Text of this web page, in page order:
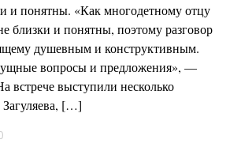
и понятны. «Как многодетному отцу
близки и понятны, поэтому разговор
душевным и конструктивным.
вопросы и предложения», —
встрече выступили несколько
Загуляева, […]